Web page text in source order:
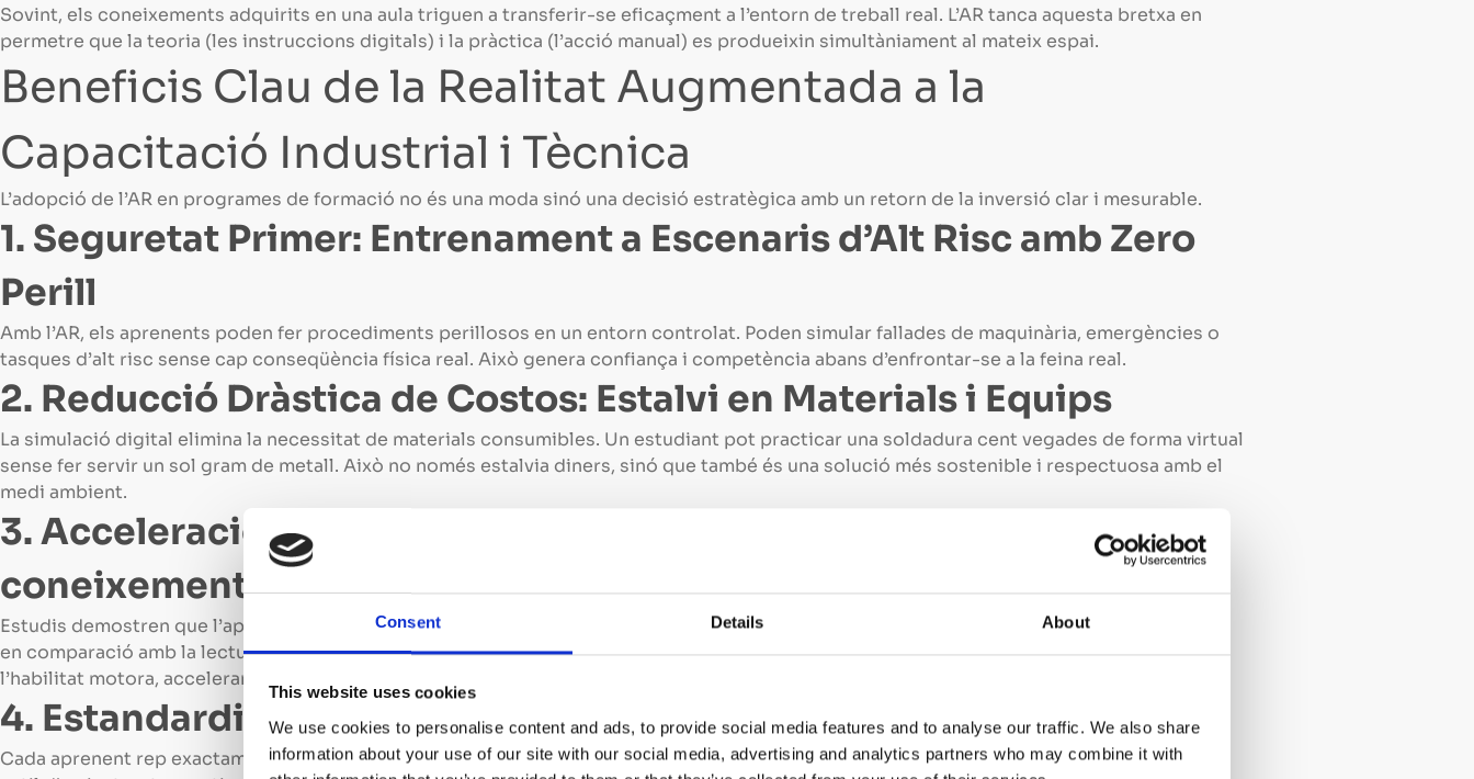
Consent Details About
This website uses cookies
We use cookies to personalise content and ads, to provide social media features and to analyse our traffic. We also share
information about your use of our site with our social media, advertising and analytics partners who may combine it with
Sovint, els coneixements adquirits en una aula triguen a transferir-se eficaçment a l’entorn de treball real. L’AR tanca aquesta bretxa en
permetre que la teoria (les instruccions digitals) i la pràctica (l’acció manual) es produeixin simultàniament al mateix espai.
Beneficis Clau de la Realitat Augmentada a la
Capacitació Industrial i Tècnica
L’adopció de l’AR en programes de formació no és una moda sinó una decisió estratègica amb un retorn de la inversió clar i mesurable.
1. Seguretat Primer: Entrenament a Escenaris d’Alt Risc amb Zero
Perill
Amb l’AR, els aprenents poden fer procediments perillosos en un entorn controlat. Poden simular fallades de maquinària, emergències o
tasques d’alt risc sense cap conseqüència física real. Això genera confiança i competència abans d’enfrontar-se a la feina real.
2. Reducció Dràstica de Costos: Estalvi en Materials i Equips
La simulació digital elimina la necessitat de materials consumibles. Un estudiant pot practicar una soldadura cent vegades de forma virtual
sense fer servir un sol gram de metall. Això no només estalvia diners, sinó que també és una solució més sostenible i respectuosa amb el
medi ambient.
3. Acceleració de la corba d’aprenentatge i retenció del
coneixement
Estudis demostren que l’aprenentatge interactiu i experiencial (“aprendre fent”) augmenta significativament la retenció del coneixement
en comparació amb la lectura o l’escolta passiva. La guia pas a pas de l’AR redueix la càrrega cognitiva i permet al cervell centrar-se en
l’habilitat motora, accelerant el domini de la tasca fins a un 50%.
4. Estandardització i Escalabilitat de la Formació
Cada aprenent rep exactament les mateixes instruccions i el mateix nivell de qualitat a la formació, sense dependre de la disponibilitat o